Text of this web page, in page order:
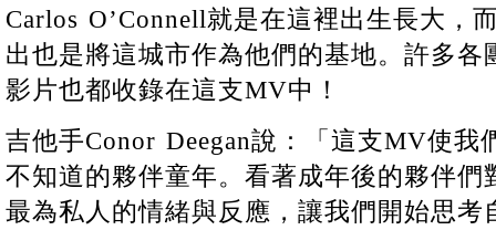
Carlos O’Connell就是在這裡出生長大，
出也是將這城市作為他們的基地。許多
影片也都收錄在這支MV中！
吉他手Conor Deegan說：「這支MV使我
不知道的夥伴童年。看著成年後的夥伴們
最為私人的情緒與反應，讓我們開始思考